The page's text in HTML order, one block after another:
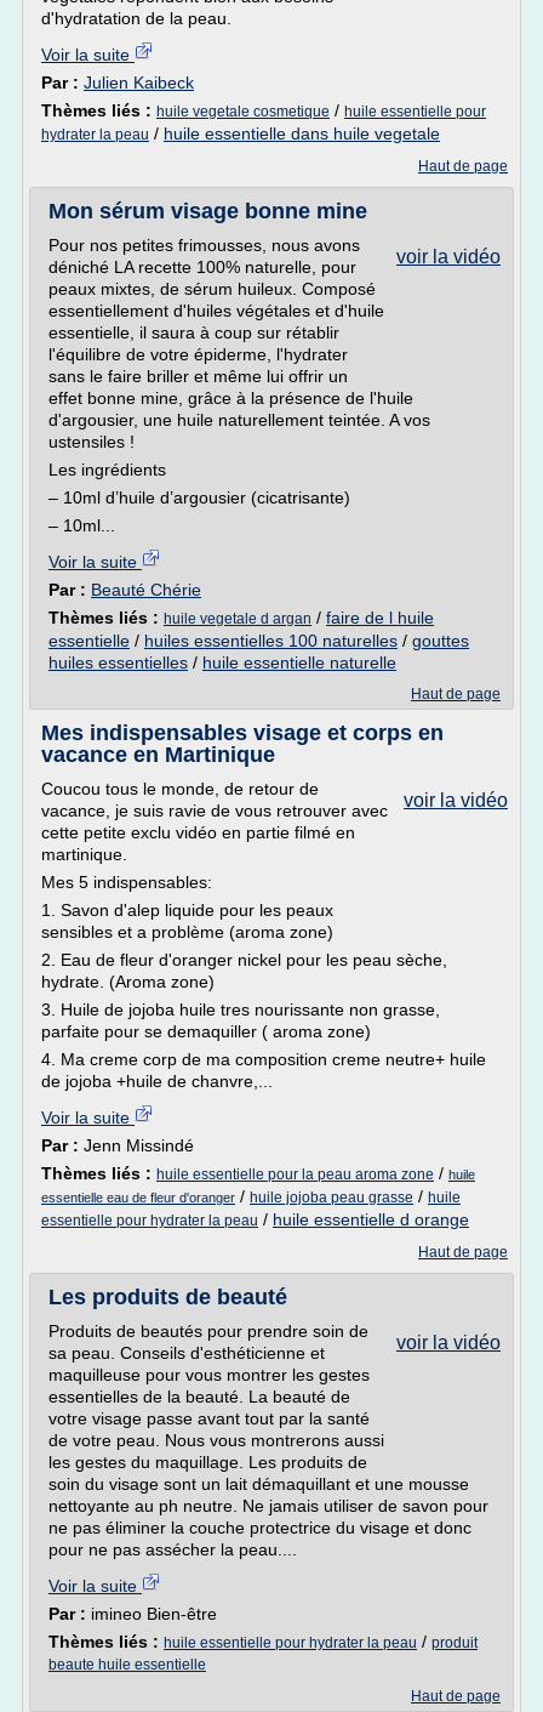
d'hydratation de la peau.
Voir la suite
Par : Julien Kaibeck
Thèmes liés : huile vegetale cosmetique / huile essentielle pour
hydrater la peau / huile essentielle dans huile vegetale
Haut de page
Mon sérum visage bonne mine
voir la vidéo
Pour nos petites frimousses, nous avons
déniché LA recette 100% naturelle, pour
peaux mixtes, de sérum huileux. Composé
essentiellement d'huiles végétales et d'huile
essentielle, il saura à coup sur rétablir
l'équilibre de votre épiderme, l'hydrater
sans le faire briller et même lui offrir un
effet bonne mine, grâce à la présence de l'huile
d'argousier, une huile naturellement teintée. A vos
ustensiles !
Les ingrédients
– 10ml d’huile d’argousier (cicatrisante)
– 10ml...
Voir la suite
Par : Beauté Chérie
Thèmes liés : huile vegetale d argan / faire de l huile
essentielle / huiles essentielles 100 naturelles / gouttes
huiles essentielles / huile essentielle naturelle
Haut de page
Mes indispensables visage et corps en
vacance en Martinique
voir la vidéo
Coucou tous le monde, de retour de
vacance, je suis ravie de vous retrouver avec
cette petite exclu vidéo en partie filmé en
martinique.
Mes 5 indispensables:
1. Savon d'alep liquide pour les peaux
sensibles et a problème (aroma zone)
2. Eau de fleur d'oranger nickel pour les peau sèche,
hydrate. (Aroma zone)
3. Huile de jojoba huile tres nourissante non grasse,
parfaite pour se demaquiller ( aroma zone)
4. Ma creme corp de ma composition creme neutre+ huile
de jojoba +huile de chanvre,...
Voir la suite
Par : Jenn Missindé
Thèmes liés : huile essentielle pour la peau aroma zone / huile
essentielle eau de fleur d'oranger / huile jojoba peau grasse / huile
essentielle pour hydrater la peau / huile essentielle d orange
Haut de page
Les produits de beauté
voir la vidéo
Produits de beautés pour prendre soin de
sa peau. Conseils d'esthéticienne et
maquilleuse pour vous montrer les gestes
essentielles de la beauté. La beauté de
votre visage passe avant tout par la santé
de votre peau. Nous vous montrerons aussi
les gestes du maquillage. Les produits de
soin du visage sont un lait démaquillant et une mousse
nettoyante au ph neutre. Ne jamais utiliser de savon pour
ne pas éliminer la couche protectrice du visage et donc
pour ne pas assécher la peau....
Voir la suite
Par : imineo Bien-être
Thèmes liés : huile essentielle pour hydrater la peau / produit
beaute huile essentielle
Haut de page